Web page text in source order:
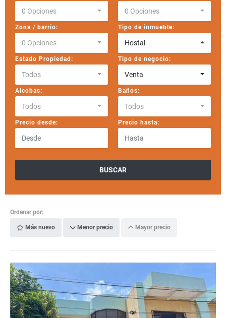
0 Opciones 0 Opciones
Zona / barrio:
0 Opciones
Tipo de inmueble:
Hostal
Estado Propiedad:
Todos
Tipo de negocio:
Venta
Alcobas:
Todos
Baños:
Todos
Precio desde: Precio hasta:
BUSCAR
Ordenar por:
Más nuevo Menor precio Mayor precio